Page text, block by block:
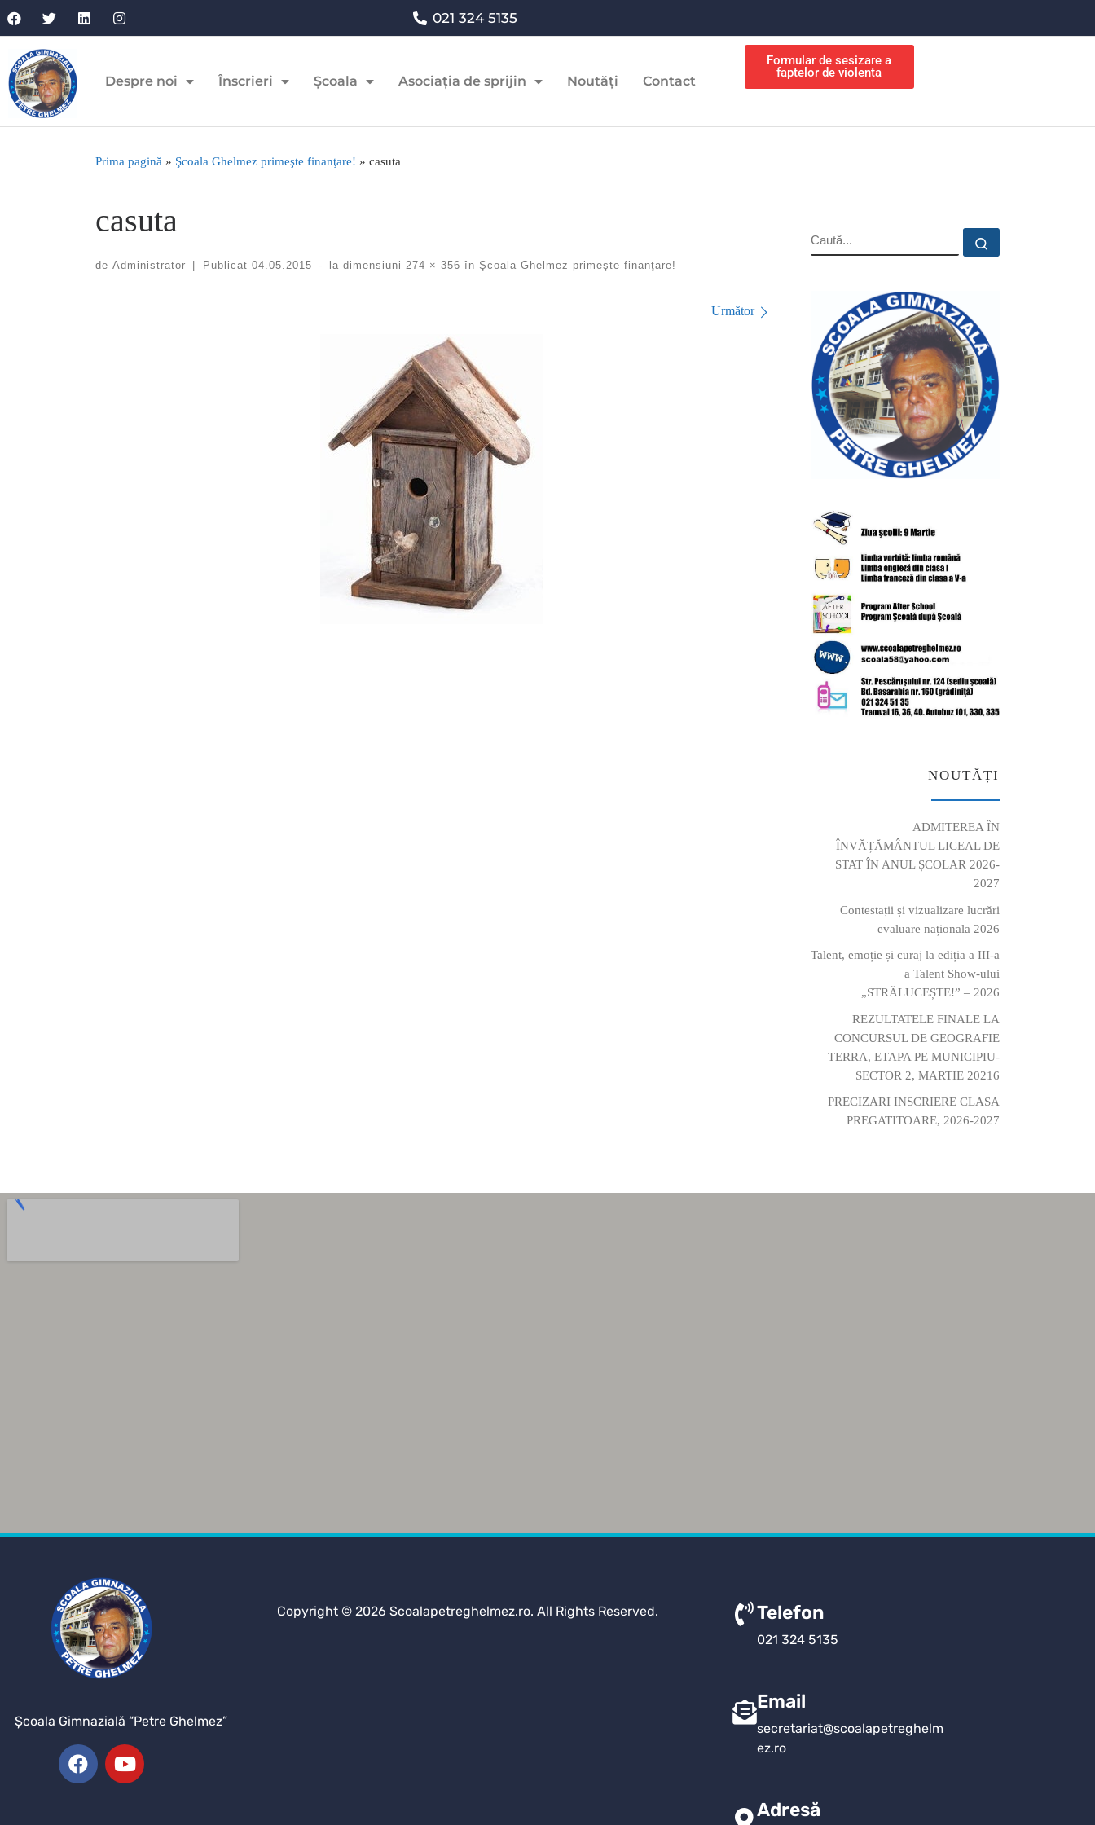
021 324 5135
Despre noi Înscrieri Școala Asociația de sprijin Noutăți Contact
Formular de sesizare a
faptelor de violenta
Prima pagină » Şcoala Ghelmez primeşte finanţare! » casuta
casuta
de Administrator | Publicat 04.05.2015 - la dimensiuni 274 × 356 în Şcoala Ghelmez primeşte finanţare!
Următor
NOUTĂȚI
ADMITEREA ÎN
ÎNVĂȚĂMÂNTUL LICEAL DE
STAT ÎN ANUL ȘCOLAR 2026-
2027
Contestații și vizualizare lucrări
evaluare naționala 2026
Talent, emoție și curaj la ediția a III-a
a Talent Show-ului
„STRĂLUCEȘTE!” – 2026
REZULTATELE FINALE LA
CONCURSUL DE GEOGRAFIE
TERRA, ETAPA PE MUNICIPIU-
SECTOR 2, MARTIE 20216
PRECIZARI INSCRIERE CLASA
PREGATITOARE, 2026-2027
Şcoala Gimnazială “Petre Ghelmez”
Copyright © 2026 Scoalapetreghelmez.ro. All Rights Reserved. Telefon
021 324 5135
Email
secretariat@scoalapetreghelm
ez.ro
Adresă